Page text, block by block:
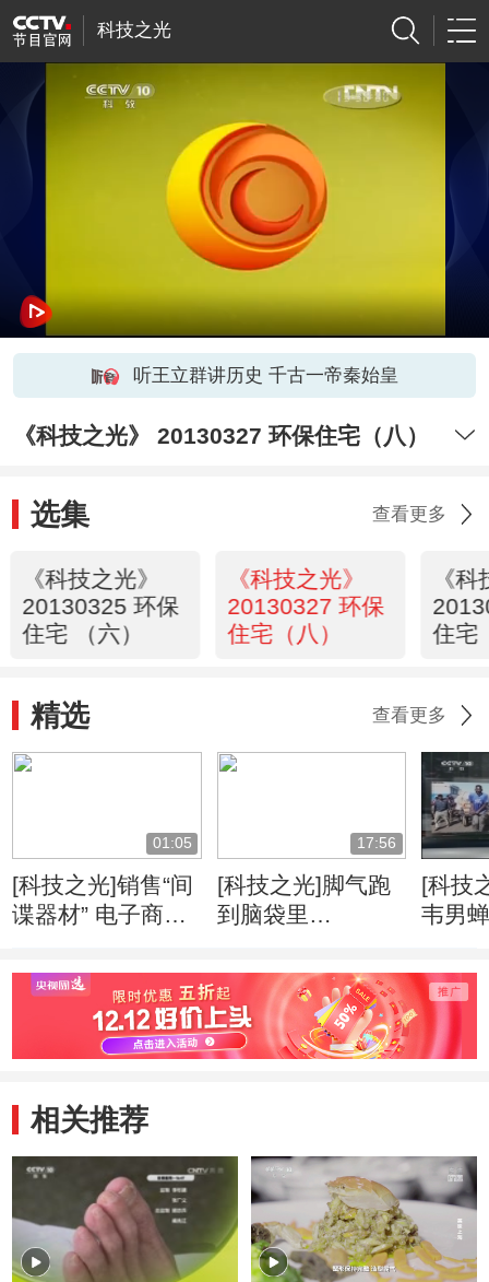
科技之光
听王立群讲历史 千古一帝秦始皇
《科技之光》 20130327 环保住宅（八）
选集 查看更多
《科技之光》
20130325 环保
住宅 （六）
《科技之光》
20130327 环保
住宅（八）
《
住宅
精选 查看更多
01:05
[科技之光]销售“间
谍器材” 电子商城
20131119
17:56
[科技之光]脚气跑
到脑袋里
[科技
韦男
情敌”
相关推荐